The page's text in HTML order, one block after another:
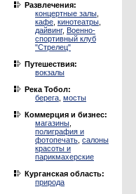
Развлечения:
концертные залы
кафе кинотеатры
дайвинг, Военно-
спортивный клуб
"Стрелец"
Путешествия:
вокзалы
Река Тобол:
берега мосты
Коммерция и бизнес:
магазины
полиграфия и
фотопечать салоны
красоты и
парикмахерские
Курганская область:
природа